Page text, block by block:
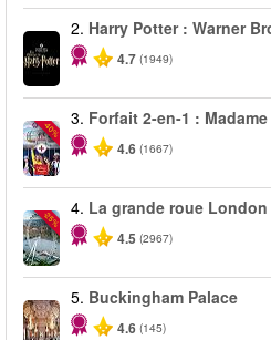
2. Harry Potter : Warner
4.7 (1949)
-40%
3. Forfait 2-en-1 :
4.6 (1667)
-25%
4. La grande roue London
4.5 (2967)
5. Buckingham Palace
4.6 (145)